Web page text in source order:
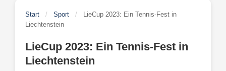
Start / Sport /
LieCup 2023: Ein Tennis-Fest in
Liechtenstein
LieCup 2023: Ein Tennis-Fest in
Liechtenstein